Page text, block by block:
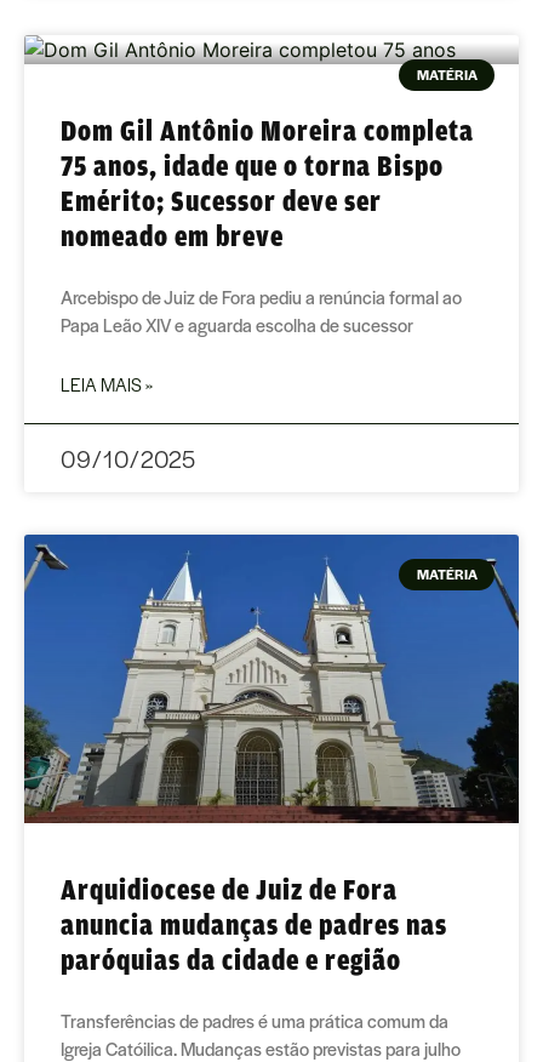
MATÉRIA
Dom Gil Antônio Moreira completa
75 anos, idade que o torna Bispo
Emérito; Sucessor deve ser
nomeado em breve
Arcebispo de Juiz de Fora pediu a renúncia formal ao
Papa Leão XIV e aguarda escolha de sucessor
LEIA MAIS »
09/10/2025
MATÉRIA
Arquidiocese de Juiz de Fora
anuncia mudanças de padres nas
paróquias da cidade e região
Transferências de padres é uma prática comum da
Igreja Catóilica. Mudanças estão previstas para julho